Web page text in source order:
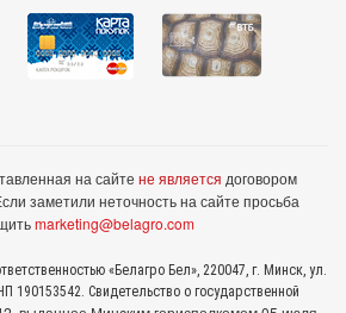
на сайте не является договором
заметили неточность на сайте просьба
marketing@belagro.com
«Белагро Бел», 220047, г. Минск, ул.
190153542. Свидетельство о государственной